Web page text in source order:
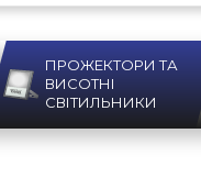
ПРОЖЕКТОРИ ТА
ВИСОТНІ
СВІТИЛЬНИКИ